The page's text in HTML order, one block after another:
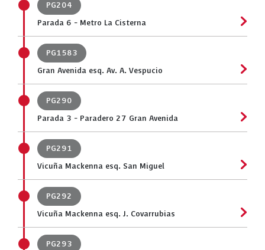
PG204
Parada 6 - Metro La Cisterna
PG1583
Gran Avenida esq. Av. A. Vespucio
PG290
Parada 3 - Paradero 27 Gran Avenida
PG291
Vicuña Mackenna esq. San Miguel
PG292
Vicuña Mackenna esq. J. Covarrubias
PG293